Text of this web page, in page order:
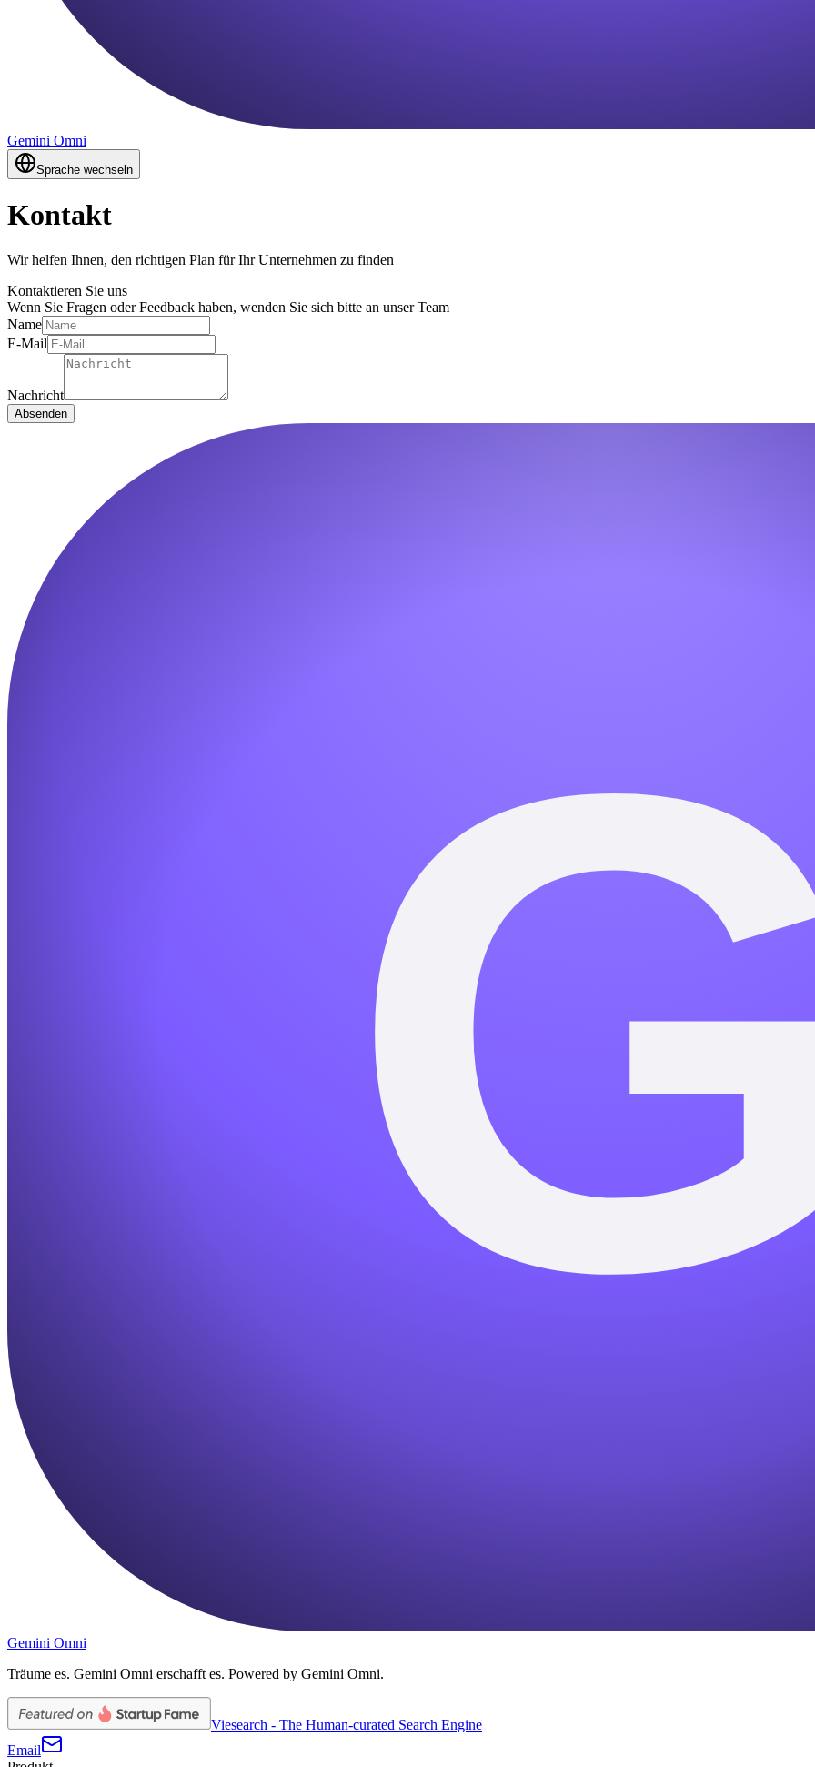
Gemini Omni
Sprache wechseln
Kontakt
Wir helfen Ihnen, den richtigen Plan für Ihr Unternehmen zu finden
Kontaktieren Sie uns
Wenn Sie Fragen oder Feedback haben, wenden Sie sich bitte an unser Team
Name
E-Mail
Nachricht
Absenden
Gemini Omni
Träume es. Gemini Omni erschafft es. Powered by Gemini Omni.
Viesearch - The Human-curated Search Engine
Email